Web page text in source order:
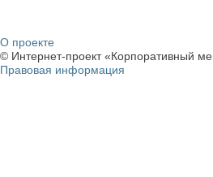
О проекте
© Интернет-проект «Корпоративный
Правовая информация